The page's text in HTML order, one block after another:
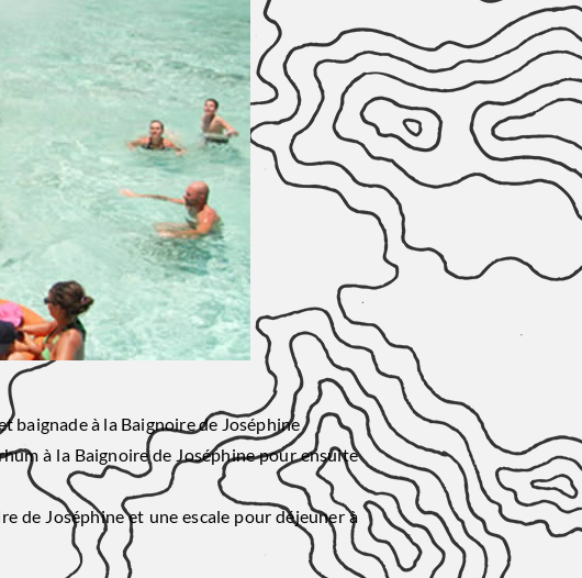
baignade à la Baignoire de Joséphine
à la Baignoire de Joséphine pour ensuite
de Joséphine et une escale pour déjeuner à